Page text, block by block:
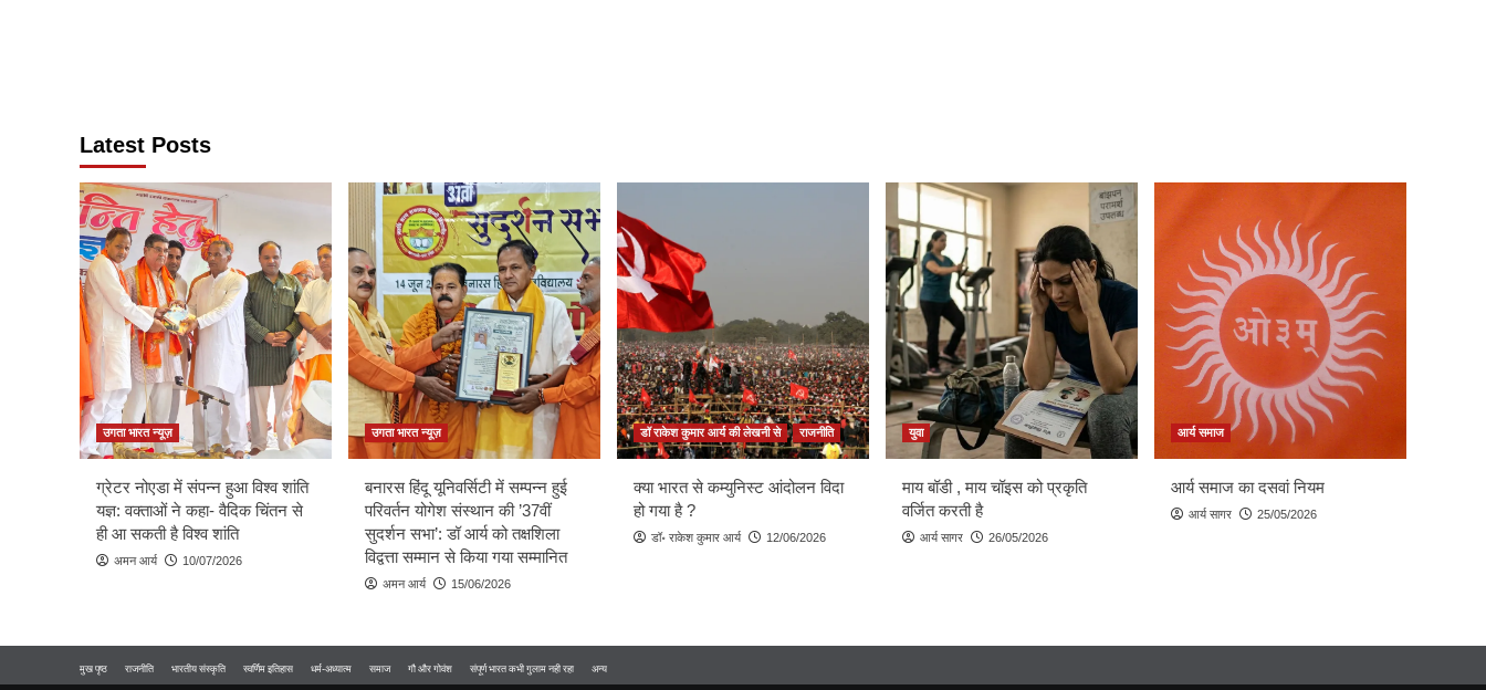
Latest Posts
उगता भारत न्यूज़
ग्रेटर नोएडा में संपन्न हुआ विश्व शांति
यज्ञ: वक्ताओं ने कहा- वैदिक चिंतन से
ही आ सकती है विश्व शांति
अमन आर्य 10/07/2026
उगता भारत न्यूज़
बनारस हिंदू यूनिवर्सिटी में सम्पन्न हुई
परिवर्तन योगेश संस्थान की ’37वीं
सुदर्शन सभा’: डॉ आर्य को तक्षशिला
विद्वत्ता सम्मान से किया गया सम्मानित
अमन आर्य 15/06/2026
डॉ राकेश कुमार आर्य की लेखनी से राजनीति
क्या भारत से कम्युनिस्ट आंदोलन विदा
हो गया है ?
डॉ॰ राकेश कुमार आर्य 12/06/2026
युवा
माय बॉडी , माय चॉइस को प्रकृति
वर्जित करती है
आर्य सागर 26/05/2026
आर्य समाज
आर्य समाज का दसवां नियम
आर्य सागर 25/05/2026
मुख पृष्ठ राजनीति भारतीय संस्कृति स्वर्णिम इतिहास धर्म-अध्यात्म समाज गौ और गोवंश संपूर्ण भारत कभी गुलाम नही रहा अन्य